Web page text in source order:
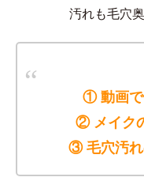
汚れも毛穴
① 動画で
② メイク
③ 毛穴汚れ